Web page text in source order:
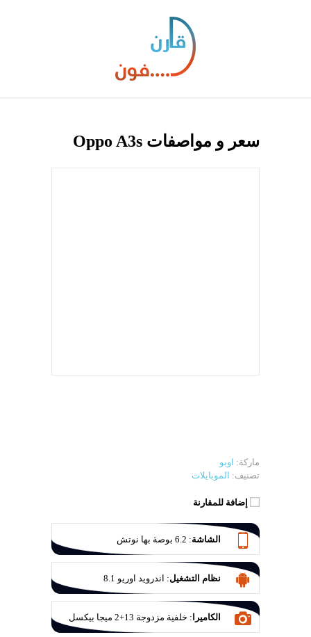
سعر و مواصفات Oppo A3s
ماركة: اوبو
تصنيف: الموبايلات
إضافة للمقارنة
الشاشة: 6.2 بوصة بها نوتش
نظام التشغيل: اندرويد اوريو 8.1
الكاميرا :
خلفية مزدوجة 13+2 ميجا بيكسل
فتحة عدسة f/2.2